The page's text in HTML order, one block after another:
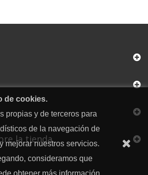
la tienda
de cookies.
propias y de terceros para
de la navegación de
mejorar nuestros servicios.
consideramos que
obtener más información